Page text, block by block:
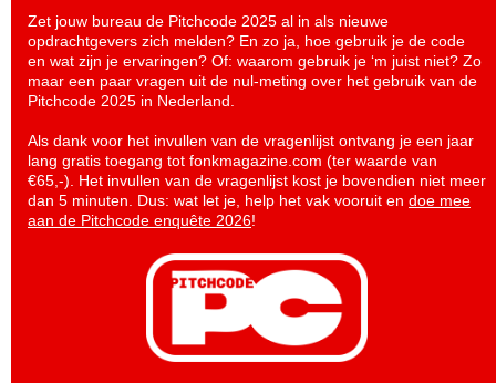
Zet jouw bureau de Pitchcode 2025 al in als nieuwe
opdrachtgevers zich melden? En zo ja, hoe gebruik je de code
en wat zijn je ervaringen? Of: waarom gebruik je ‘m juist niet? Zo
maar een paar vragen uit de nul-meting over het gebruik van de
Pitchcode 2025 in Nederland.
Als dank voor het invullen van de vragenlijst ontvang je een jaar
lang gratis toegang tot fonkmagazine.com (ter waarde van
€65,-). Het invullen van de vragenlijst kost je bovendien niet meer
dan 5 minuten. Dus: wat let je, help het vak vooruit en doe mee
aan de Pitchcode enquête 2026!